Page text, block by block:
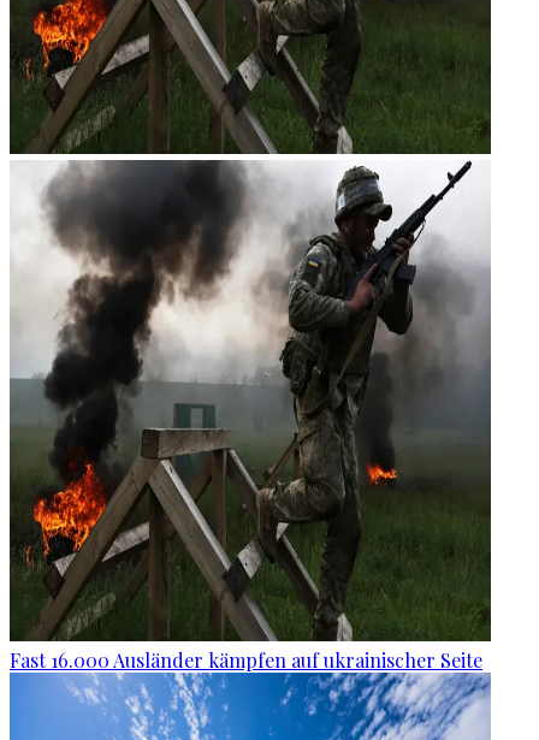
Fast 16.000 Ausländer kämpfen auf ukrainischer Seite